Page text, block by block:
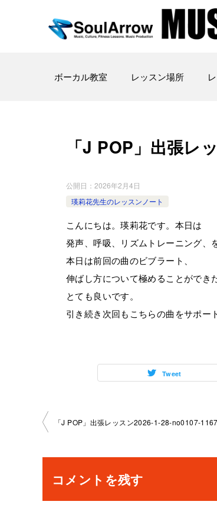
ボーカル教室 レッスン場所
「J POP」出張レ
公開日： 2026年2月4日
瑛莉花先生のレッスンノート
こんにちは。瑛莉花です。本日は
発声、呼吸、リズムトレーニング、
本日は前回の曲のビブラート、
伸ばし方について極めることができ
とても良いです。
引き続き次回もこちらの曲をサポー
Tweet
投
ナ
ビ
「J POP」出張レッスン2026-1-28-no0107-1167
コメントを残す